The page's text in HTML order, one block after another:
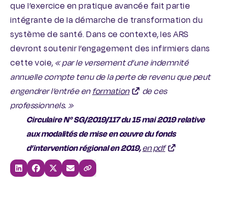
que l’exercice en pratique avancée fait partie
intégrante de la démarche de transformation du
système de santé. Dans ce contexte, les ARS
devront soutenir l’engagement des infirmiers dans
cette voie,« par le versement d’une indemnité
annuelle compte tenu de la perte de revenu que peut
engendrer l’entrée enformation
de ces
professionnels. »
Circulaire N° SG/2019/117 du 15 mai 2019 relative
aux modalités de mise en œuvre du fonds
d’intervention régional en 2019,en pdf
Partager sur linkedin
Partager sur facebook
Partager sur x-twitter
Partager par mail
Copier le lien de la page